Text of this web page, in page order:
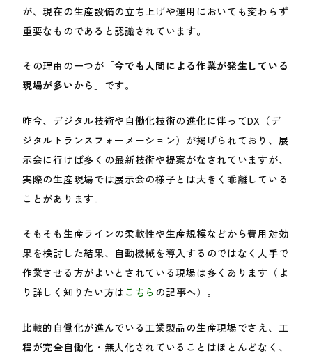
が、現在の生産設備の立ち上げや運用においても変わらず
重要なものであると認識されています。
その理由の一つが「今でも人間による作業が発生している
現場が多いから 」です。
昨今、デジタル技術や自働化技術の進化に伴ってDX（デ
ジタルトランスフォーメーション）が掲げられており、展
示会に行けば多くの最新技術や提案がなされていますが、
実際の生産現場では展示会の様子とは大きく乖離している
ことがあります。
そもそも生産ラインの柔軟性や生産規模などから費用対効
果を検討した結果、自動機械を導入するのではなく人手で
作業させる方がよいとされている現場は多くあります（よ
り詳しく知りたい方は こちら の記事へ）。
比較的自働化が進んでいる工業製品の生産現場でさえ、工
程が完全自働化・無人化されていることはほとんどなく、